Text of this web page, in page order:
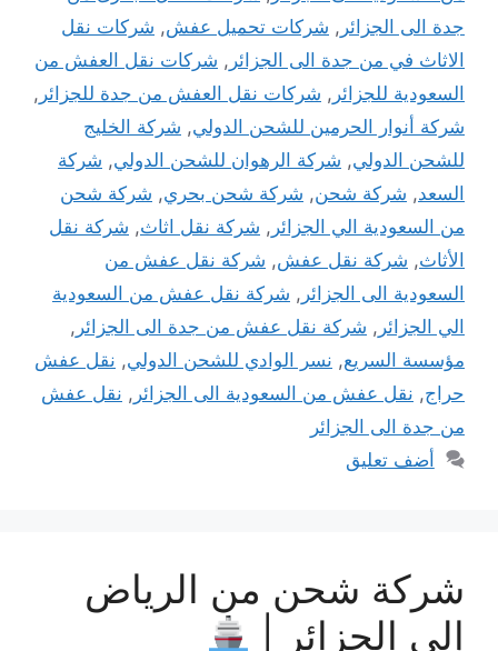
جدة الى الجزائر , شركات تحميل عفش, شركات نقل
الاثاث في من جدة الى الجزائر , شركات نقل العفش من
السعودية للجزائر , شركات نقل العفش من جدة للجزائر ,
شركة أنوار الحرمين للشحن الدولي, شركة الخليج
للشحن الدولي, شركة الرهوان للشحن الدولي, شركة
السعد, شركة شحن, شركة شحن بحري, شركة شحن
من السعودية الي الجزائر , شركة نقل اثاث, شركة نقل
الأثاث, شركة نقل عفش, شركة نقل عفش من
السعودية الى الجزائر , شركة نقل عفش من السعودية
الي الجزائر , شركة نقل عفش من جدة الى الجزائر ,
مؤسسة السريع, نسر الوادي للشحن الدولي, نقل عفش
حراج, نقل عفش من السعودية الى الجزائر , نقل عفش
من جدة الى الجزائر
أضف تعليق
شركة شحن من الرياض
إلى الجزائر |